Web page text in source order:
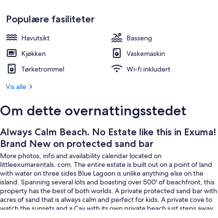
bar
Populære fasiliteter
Havutsikt
Basseng
Kjøkken
Vaskemaskin
Tørketrommel
Wi-fi inkludert
Vis alle
Om dette overnattingsstedet
Always Calm Beach. No Estate like this in Exuma!
Brand New on protected sand bar
More photos, info and availability calendar located on
littleexumarentals. com. The entire estate is built out on a point of land
with water on three sides Blue Lagoon is unlike anything else on the
island. Spanning several lots and boasting over 500' of beachfront, this
property has the best of both worlds. A private protected sand bar with
acres of sand that is always calm and perfect for kids. A private cove to
watch the sunsets and a Cay with its own private beach just steps away.